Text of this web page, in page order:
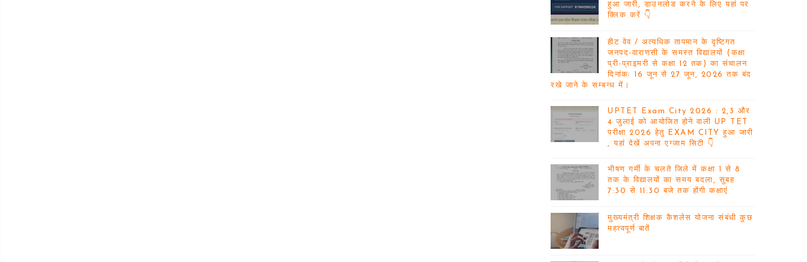
हुआ जारी, डाउनलोड करने के लिए यहां पर
क्लिक करें 👇
हीट वेव / अत्यधिक तापमान के दृष्टिगत
जनपद-वाराणसी के समस्त विद्यालयों (कक्षा
प्री-प्राइमरी से कक्षा 12 तक) का संचालन
दिनांकः 16 जून से 27 जून, 2026 तक बंद
रखे जाने के सम्बन्ध में।
UPTET Exam City 2026 : 2,3 और
4 जुलाई को आयोजित होने वाली UP TET
परीक्षा 2026 हेतु EXAM CITY हुआ जारी
, यहां देखें अपना एग्जाम सिटी 👇
भीषण गर्मी के चलते जिले में कक्षा 1 से 8
तक के विद्यालयों का समय बदला, सुबह
7:30 से 11:30 बजे तक होंगी कक्षाएं
मुख्यमंत्री शिक्षक कैशलेस योजना संबंधी कुछ
महत्वपूर्ण बातें